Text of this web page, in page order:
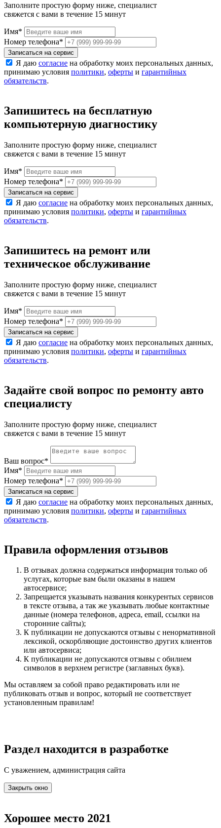
Заполните простую форму ниже, специалист
свяжется с вами в течение 15 минут
Имя*
Номер телефона*
Записаться на сервис
Я даю согласие на обработку моих персональных данных,
принимаю условия политики, оферты и гарантийных
обязательств.
Запишитесь на бесплатную
компьютерную диагностику
Заполните простую форму ниже, специалист
свяжется с вами в течение 15 минут
Имя*
Номер телефона*
Записаться на сервис
Я даю согласие на обработку моих персональных данных,
принимаю условия политики, оферты и гарантийных
обязательств.
Запишитесь на ремонт или
техническое обслуживание
Заполните простую форму ниже, специалист
свяжется с вами в течение 15 минут
Имя*
Номер телефона*
Записаться на сервис
Я даю согласие на обработку моих персональных данных,
принимаю условия политики, оферты и гарантийных
обязательств.
Задайте свой вопрос по ремонту авто
специалисту
Заполните простую форму ниже, специалист
свяжется с вами в течение 15 минут
Ваш вопрос*
Имя*
Номер телефона*
Записаться на сервис
Я даю согласие на обработку моих персональных данных,
принимаю условия политики, оферты и гарантийных
обязательств.
Правила оформления отзывов
В отзывах должна содержаться информация только об
услугах, которые вам были оказаны в нашем
автосервисе;
Запрещается указывать названия конкурентых сервисов
в тексте отзыва, а так же указывать любые контактные
данные (номера телефонов, адреса, email, ссылки на
сторонние сайты);
К публикации не допускаются отзывы с ненормативной
лексикой, оскорбляющие достоинство других клиентов
или автосервиса;
К публикации не допускаются отзывы с обилием
символов в верхнем регистре (заглавных букв).
Мы оставляем за собой право редактировать или не
публиковать отзыв и вопрос, который не соответствует
установленным правилам!
Раздел находится в разработке
С уважением, администрация сайта
Закрыть окно
Хорошее место 2021